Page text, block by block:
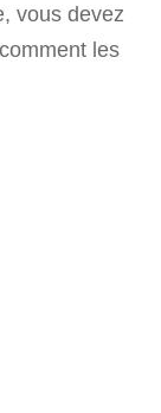
vous devez
les